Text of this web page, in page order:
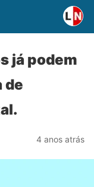
já podem
de
4 anos atrás